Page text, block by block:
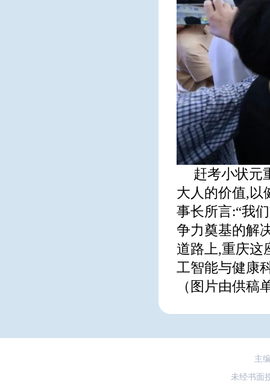
赶考小状元
大人的价值,以
事长所言:“我
争力奠基的解
道路上,重庆这
工智能与健康
（图片由供稿
主
未经书面